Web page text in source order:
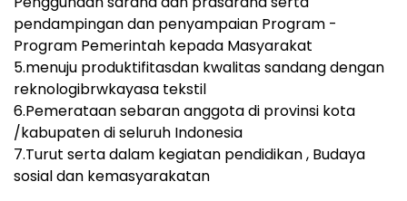
pendampingan dan penyampaian Program -
Program Pemerintah kepada Masyarakat
5.menuju produktifitasdan kwalitas sandang dengan
reknologibrwkayasa tekstil
6.Pemerataan sebaran anggota di provinsi kota
/kabupaten di seluruh Indonesia
7.Turut serta dalam kegiatan pendidikan , Budaya
sosial dan kemasyarakatan